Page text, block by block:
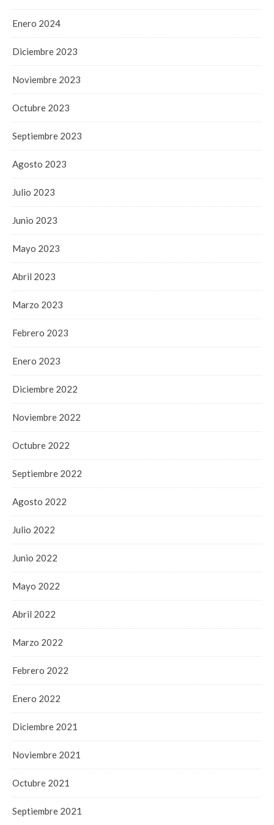
Enero 2024
Diciembre 2023
Noviembre 2023
Octubre 2023
Septiembre 2023
Agosto 2023
Julio 2023
Junio 2023
Mayo 2023
Abril 2023
Marzo 2023
Febrero 2023
Enero 2023
Diciembre 2022
Noviembre 2022
Octubre 2022
Septiembre 2022
Agosto 2022
Julio 2022
Junio 2022
Mayo 2022
Abril 2022
Marzo 2022
Febrero 2022
Enero 2022
Diciembre 2021
Noviembre 2021
Octubre 2021
Septiembre 2021